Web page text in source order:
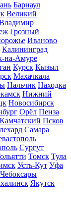
Барнаул
Великий
Грозный
Иваново
Калининград
на-Амуре
Курск Кызыл
Махачкала
Нальчик Находка
Нижний
Новосибирск
Орёл Пенза
Псков
Самара
Сургут
Томск Тула
Усть-Кут Уфа
Чебоксары
Якутск